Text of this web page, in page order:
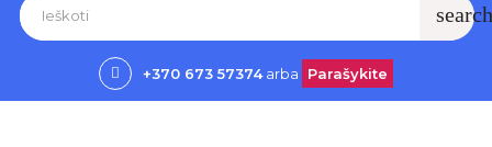
search
+370 673 57374arba Parašykite